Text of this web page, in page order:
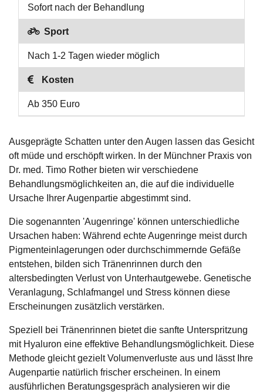
Sofort nach der Behandlung
Sport
Nach 1-2 Tagen wieder möglich
Kosten
Ab 350 Euro
Ausgeprägte Schatten unter den Augen lassen das Gesicht
oft müde und erschöpft wirken. In der Münchner Praxis von
Dr. med. Timo Rother bieten wir verschiedene
Behandlungsmöglichkeiten an, die auf die individuelle
Ursache Ihrer Augenpartie abgestimmt sind.
Die sogenannten 'Augenringe' können unterschiedliche
Ursachen haben: Während echte Augenringe meist durch
Pigmenteinlagerungen oder durchschimmernde Gefäße
entstehen, bilden sich Tränenrinnen durch den
altersbedingten Verlust von Unterhautgewebe. Genetische
Veranlagung, Schlafmangel und Stress können diese
Erscheinungen zusätzlich verstärken.
Speziell bei Tränenrinnen bietet die sanfte Unterspritzung
mit Hyaluron eine effektive Behandlungsmöglichkeit. Diese
Methode gleicht gezielt Volumenverluste aus und lässt Ihre
Augenpartie natürlich frischer erscheinen. In einem
ausführlichen Beratungsgespräch analysieren wir die